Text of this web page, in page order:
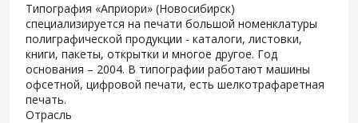
Типография «Априори» (Новосибирск)
специализируется на печати большой номенклатуры
полиграфической продукции - каталоги, листовки,
книги, пакеты, открытки и многое другое. Год
основания – 2004. В типографии работают машины
офсетной, цифровой печати, есть шелкотрафаретная
печать.
Отрасль